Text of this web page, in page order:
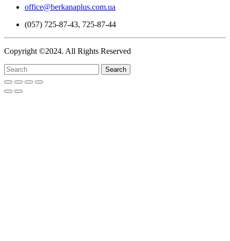
office@berkanaplus.com.ua
(057) 725-87-43, 725-87-44
Copyright ©2024. All Rights Reserved
Search